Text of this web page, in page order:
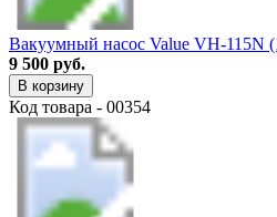
Вакуумный насос Value VH-115N
9 500 руб.
В корзину
Код товара - 00354